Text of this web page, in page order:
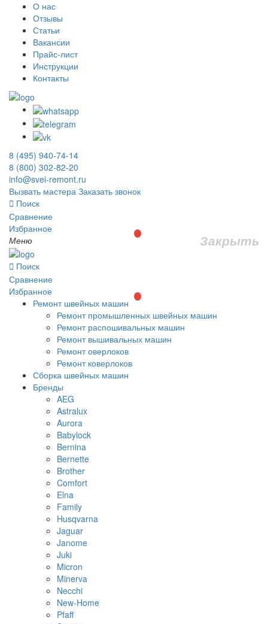
О нас
Отзывы
Статьи
Вакансии
Прайс-лист
Инструкции
Контакты
8 (495) 940-74-14
8 (800) 302-82-20
info@svei-remont.ru
Вызвать мастера Заказать звонок
Поиск
Сравнение
Избранное
Меню
Закрыть
Поиск
Сравнение
Избранное
Ремонт швейных машин
Ремонт промышленных швейных машин
Ремонт распошивальных машин
Ремонт вышивальных машин
Ремонт оверлоков
Ремонт коверлоков
Сборка швейных машин
Бренды
AEG
Astralux
Aurora
Babylock
Bernina
Bernette
Brother
Comfort
Elna
Family
Husqvarna
Jaguar
Janome
Juki
Micron
Minerva
Necchi
New-Home
Pfaff